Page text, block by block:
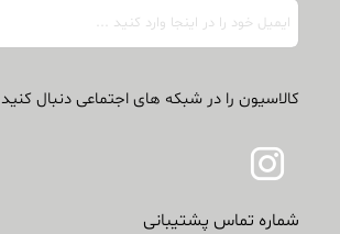
کالاسیون را در شبکه های اجتماعی دنبال کنید
شماره تماس پشتیبانی